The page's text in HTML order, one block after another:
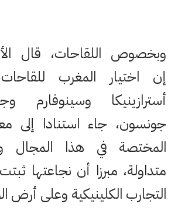
وبخصوص اللقاحات، قال
إن اختيار المغرب
أسترازينيكا وسينوفارم
جونسون، جاء استنادا إلى
المختصة في هذا المجال
متداولة، مبرزا أن نجاعتها
التجارب الكلينيكية وعلى أرض